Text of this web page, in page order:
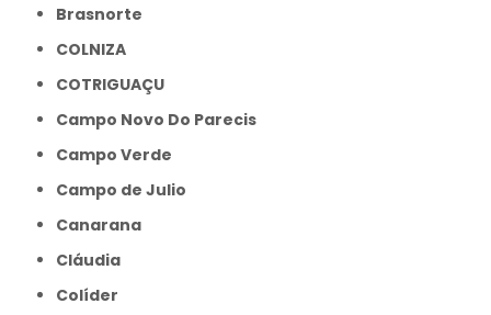
Brasnorte
COLNIZA
COTRIGUAÇU
Campo Novo Do Parecis
Campo Verde
Campo de Julio
Canarana
Cláudia
Colíder